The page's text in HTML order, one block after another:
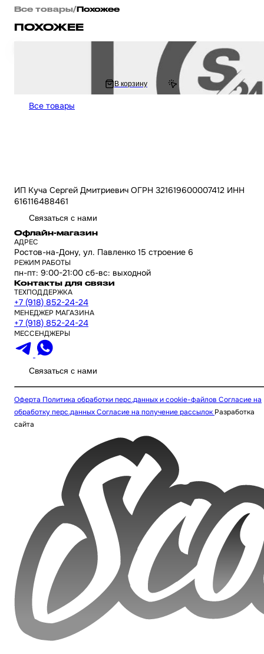
Все товары/Похожее
ПОХОЖЕЕ
Сиденье на мопед Альфа Дельта Орион / Delta пассажира пластиковая
В корзину
Все товары
ИП Куча Сергей Дмитриевич ОГРН 321619600007412 ИНН
616116488461
Связаться с нами
Офлайн-магазин
АДРЕС
Ростов-на-Дону, ул. Павленко 15 строение 6
РЕЖИМ РАБОТЫ
пн-пт: 9:00-21:00 сб-вс: выходной
Контакты для связи
ТЕХПОДДЕРЖКА
+7 (918) 852-24-24
МЕНЕДЖЕР МАГАЗИНА
+7 (918) 852-24-24
МЕССЕНДЖЕРЫ
Связаться с нами
Оферта Политика обработки перс.данных и cookie-файлов Согласие на
обработку перс.данныхСогласие на получение рассылок Разработка
сайта